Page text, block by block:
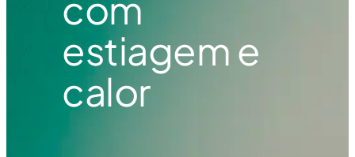
estiagem e
calor